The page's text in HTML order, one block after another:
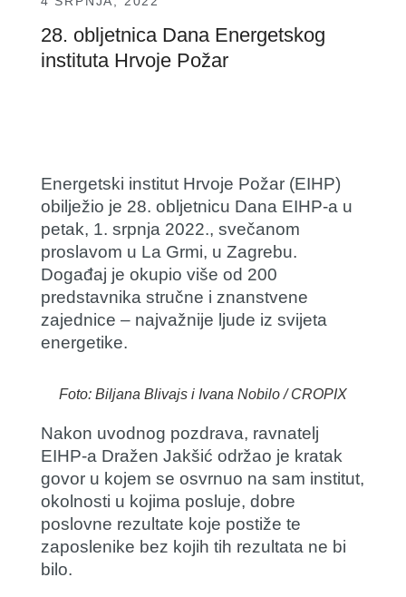
28. obljetnica Dana Energetskog
instituta Hrvoje Požar
Energetski institut Hrvoje Požar (EIHP)
obilježio je 28. obljetnicu Dana EIHP-a u
petak, 1. srpnja 2022., svečanom
proslavom u La Grmi, u Zagrebu.
Događaj je okupio više od 200
predstavnika stručne i znanstvene
zajednice – najvažnije ljude iz svijeta
energetike.
Foto: Biljana Blivajs i Ivana Nobilo / CROPIX
Nakon uvodnog pozdrava, ravnatelj
EIHP-a Dražen Jakšić održao je kratak
govor u kojem se osvrnuo na sam institut,
okolnosti u kojima posluje, dobre
poslovne rezultate koje postiže te
zaposlenike bez kojih tih rezultata ne bi
bilo.